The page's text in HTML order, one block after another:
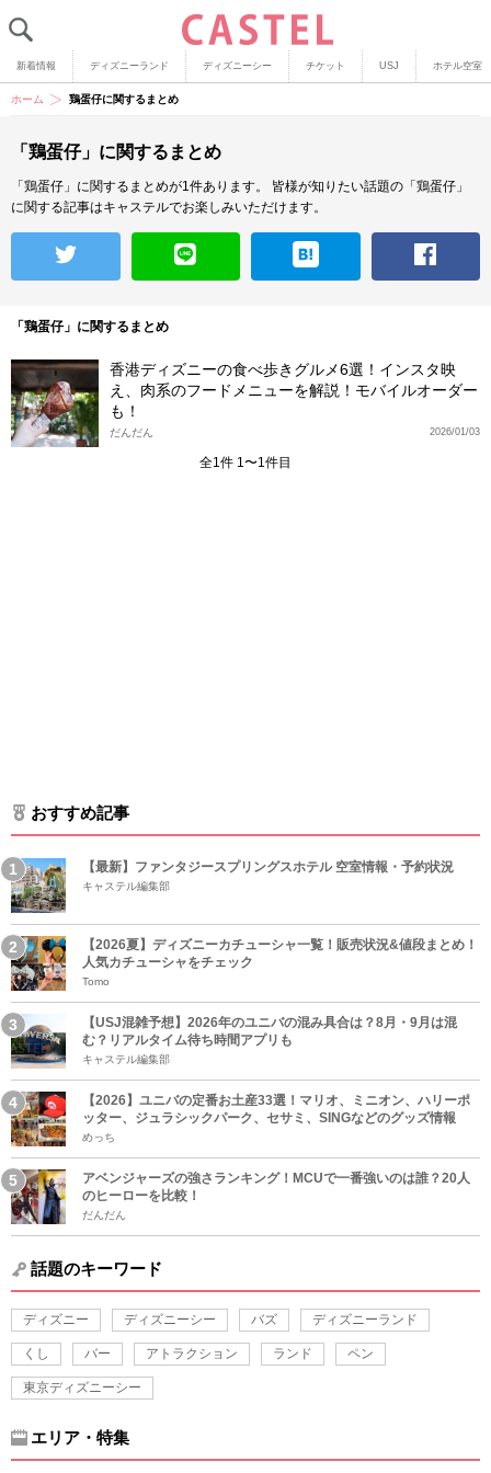
新着情報 ディズニーランド ディズニーシー チケット USJ ホテル空室
ホーム 鶏蛋仔に関するまとめ
「鶏蛋仔」に関するまとめ
「鶏蛋仔」に関するまとめが1件あります。
皆様が知りたい話題の「鶏蛋仔」
に関する記事はキャステルでお楽しみいただけます。
「鶏蛋仔」に関するまとめ
香港ディズニーの食べ歩きグルメ6選！インスタ映
え、肉系のフードメニューを解説！モバイルオーダー
も！
2026/01/03
だんだん
全1件 1〜1件目
おすすめ記事
【最新】ファンタジースプリングスホテル 空室情報・予約状況
キャステル編集部
【2026夏】ディズニーカチューシャ一覧！販売状況&値段まとめ！
人気カチューシャをチェック
Tomo
【USJ混雑予想】2026年のユニバの混み具合は？8月・9月は混
む？リアルタイム待ち時間アプリも
キャステル編集部
【2026】ユニバの定番お土産33選！マリオ、ミニオン、ハリーポ
ッター、ジュラシックパーク、セサミ、SINGなどのグッズ情報
めっち
アベンジャーズの強さランキング！MCUで一番強いのは誰？20人
のヒーローを比較！
だんだん
話題のキーワード
ディズニー ディズニーシー バズ ディズニーランド
くし バー アトラクション ランド ペン
東京ディズニーシー
エリア・特集